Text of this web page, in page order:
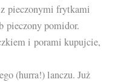
z pieczonymi frytkami
pieczony pomidor.
i porami kupujcie,
(hurra!) lanczu. Już